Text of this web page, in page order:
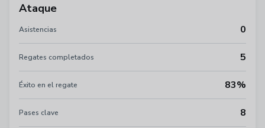
Ataque
Asistencias 0
Regates completados 5
Éxito en el regate 83%
Pases clave 8